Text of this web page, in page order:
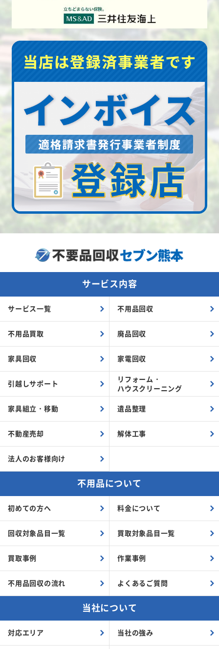
サービス内容
サービス一覧 不用品回収
不用品買取 廃品回収
家具回収 家電回収
引越しサポート
リフォーム・
ハウスクリーニング
家具組立・ 移動 遺品整理
不動産売却 解体工事
法人のお客様向け
不用品について
初めての方へ 料金について
回収対象品目一覧 買取対象品目一覧
買取事例 作業事例
不用品回収の流れ よくあるご質問
当社について
対応エリア 当社の強み